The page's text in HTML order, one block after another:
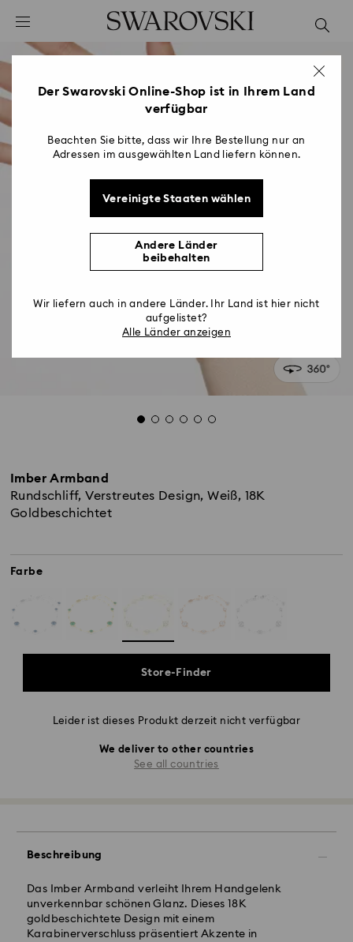
Liste Tastaturkürzel
0 - Header
2 - Footer
Imber Armband
Rundschliff, Verstreutes Design, Weiß, 18K
Goldbeschichtet
Farbe
Store-Finder
Leider ist dieses Produkt derzeit nicht verfügbar
We deliver to other countries
See all countries
Beschreibung
Das Imber Armband verleiht Ihrem Handgelenk
unverkennbar schönen Glanz. Dieses 18K
goldbeschichtete Design mit einem
Karabinerverschluss präsentiert Akzente in
Der Swarovski Online-Shop ist in Ihrem Land
verfügbar
Beachten Sie bitte, dass wir Ihre Bestellung nur an
Adressen im ausgewählten Land liefern können.
Vereinigte Staaten wählen
Andere Länder
beibehalten
Wir liefern auch in andere Länder. Ihr Land ist hier nicht
aufgelistet?
Alle Länder anzeigen